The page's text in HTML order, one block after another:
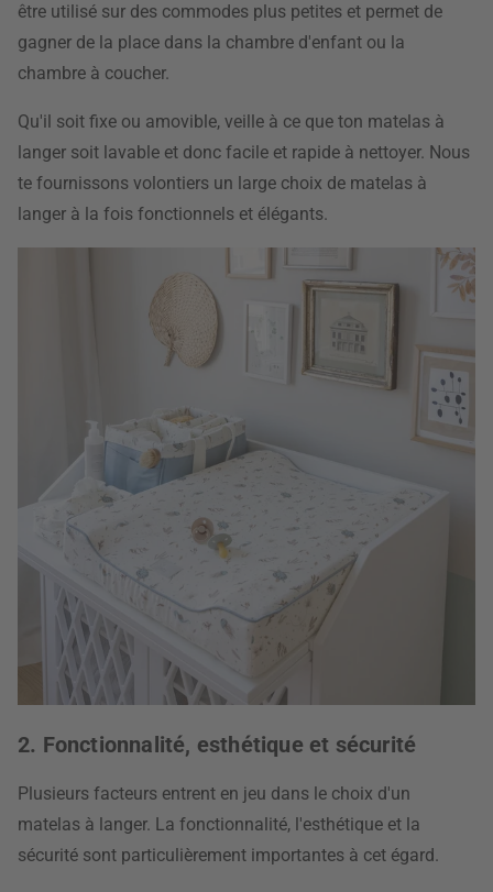
être utilisé sur des commodes plus petites et permet de
gagner de la place dans la chambre d'enfant ou la
chambre à coucher.
Qu'il soit fixe ou amovible, veille à ce que ton matelas à
langer soit lavable et donc facile et rapide à nettoyer. Nous
te fournissons volontiers un large choix de matelas à
langer à la fois fonctionnels et élégants.
2. Fonctionnalité, esthétique et sécurité
Plusieurs facteurs entrent en jeu dans le choix d'un
matelas à langer. La fonctionnalité, l'esthétique et la
sécurité sont particulièrement importantes à cet égard.